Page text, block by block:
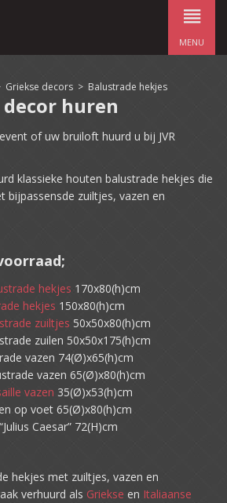
MENU
Griekse decors > Balustrade hekjes
huren
of uw bruiloft huurd u bij JVR
klassieke houten balustrade hekjes die
bijpassensde zuiltjes, vazen en
hekjes 170x80(h)cm
hekjes 150x80(h)cm
zuiltjes 50x50x80(h)cm
zuilen 50x50x175(h)cm
vazen 74(Ø)x65(h)cm
vazen 65(Ø)x80(h)cm
vazen 35(Ø)x53(h)cm
op voet 65(Ø)x80(h)cm
“Julius Caesar” 72(H)cm
hekjes met zuiltjes, vazen en
verhuurd als Griekse en Italiaanse